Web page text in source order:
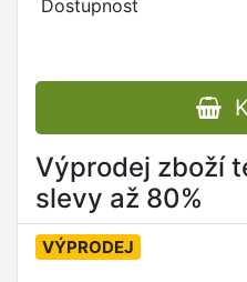
Dostupnost
Výprodej zboží
slevy až 80%
VÝPRODEJ